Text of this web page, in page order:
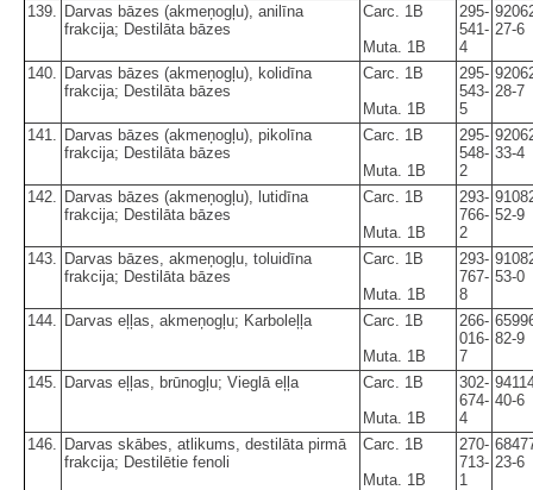
139.
Darvas bāzes (akmeņogļu), anilīna
frakcija; Destilāta bāzes
Carc. 1B
Muta. 1B
295-
541-
4
27-6
140.
Darvas bāzes (akmeņogļu), kolidīna
frakcija; Destilāta bāzes
Carc. 1B
Muta. 1B
295-
543-
5
28-7
141.
Darvas bāzes (akmeņogļu), pikolīna
frakcija; Destilāta bāzes
Carc. 1B
Muta. 1B
295-
548-
2
33-4
142.
Darvas bāzes (akmeņogļu), lutidīna
frakcija; Destilāta bāzes
Carc. 1B
Muta. 1B
293-
766-
2
52-9
143.
Darvas bāzes, akmeņogļu, toluidīna
frakcija; Destilāta bāzes
Carc. 1B
Muta. 1B
293-
767-
8
53-0
144. Darvas eļļas, akmeņogļu; Karboleļļa
Carc. 1B
Muta. 1B
266-
016-
7
82-9
145. Darvas eļļas, brūnogļu; Vieglā eļļa
Carc. 1B
Muta. 1B
302-
674-
4
40-6
146.
Darvas skābes, atlikums, destilāta pirmā
frakcija; Destilētie fenoli
Carc. 1B
Muta. 1B
270-
713-
1
23-6